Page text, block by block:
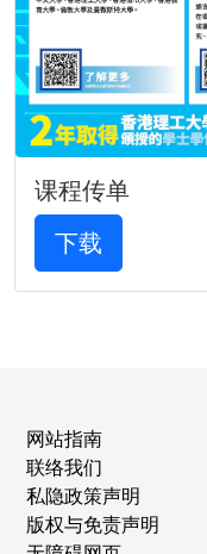
课程传单
下载
网站指南
联络我们
私隐政策声明
版权与免责声明